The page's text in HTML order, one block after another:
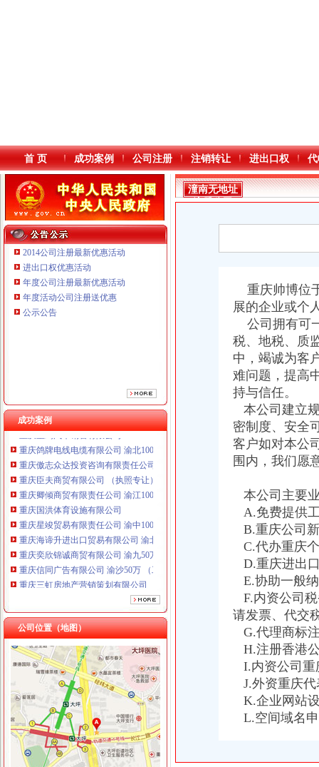
本站导航
首 页 成功案例 公司注册 注销转让 进出口权
2014公司注册最新优惠活动
进出口权优惠活动
年度公司注册最新优惠活动
年度活动公司注册送优惠
公示公告
成功案例
重庆鸽牌电线电缆有限公司 渝北10010万 (进出口权)
重庆傲志众达投资咨询有限责任公司 渝九1000万 （增资）
重庆臣夫商贸有限公司 （执照专让）
重庆卿倾商贸有限责任公司 渝江100万 （工商注册）
重庆国洪体育设施有限公司
重庆星竣贸易有限责任公司 渝中100万 （进出口权）
重庆海谛升进出口贸易有限公司 渝北100万 （进出口权）
重庆奕欣锦诚商贸有限公司 渝九50万 （工商注册）
重庆信同广告有限公司 渝沙50万 （工商注册）
重庆三虹房地产营销策划有限公司
重庆宝鹰汽车销售有限公司
重庆鸽牌电线电缆有限公司 渝北10010万 (进出口权)
重庆傲志众达投资咨询有限责任公司 渝九1000万 （增资）
重庆臣夫商贸有限公司 （执照专让）
重庆卿倾商贸有限责任公司 渝江100万 （工商注册）
重庆国洪体育设施有限公司
重庆星竣贸易有限责任公司 渝中100万 （进出口权）
重庆海谛升进出口贸易有限公司 渝北100万 （进出口权）
重庆奕欣锦诚商贸有限公司 渝九50万 （工商注册）
重庆信同广告有限公司 渝沙50万 （工商注册）
重庆三虹房地产营销策划有限公司
重庆宝鹰汽车销售有限公司
公司位置（地图）
潼南无地址注册公司
【供应北京到重庆潼南县物流公司】-生意地
潼南县群力镇牵牛村村道公路建设工程施工招标公告_公路工程_施工类
杭州近江小区开荒保洁公司电话
铜川拆除55米锅炉烟囱公司≥请咨询_乐收
公司评论
重庆市潼南区豪餐饮娱乐有限公司
潼南无地址
注册公司
重庆帅博位
展的企业或个
公司拥有可
税、地税、质
中，竭诚为客
难问题，提高
持与信任。
本公司建立
密制度、安全
客户如对本公
围内，我们愿
本公司主要
A.免费提供
B.重庆公司
C.代办重庆
D.重庆进出
E.协助一般
F.内资公司
请发票、代交
G.代理商标
H.注册香港
I.内资公司重
J.外资重庆代
K.企业网站
L.空间域名